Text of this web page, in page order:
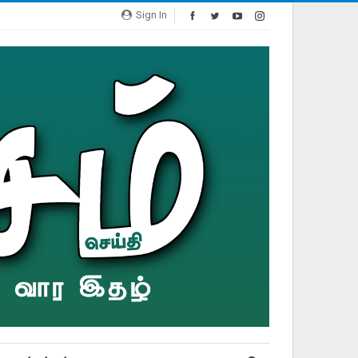
Sign In